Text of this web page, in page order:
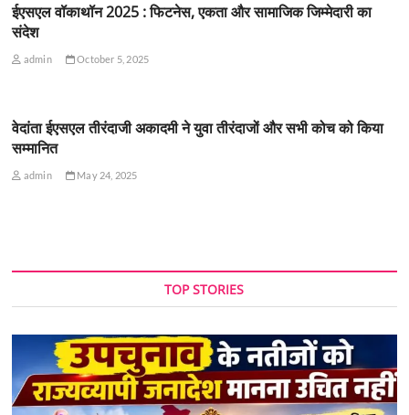
ईएसएल वॉकाथॉन 2025 : फिटनेस, एकता और सामाजिक जिम्मेदारी का
संदेश
admin October 5, 2025
वेदांता ईएसएल तीरंदाजी अकादमी ने युवा तीरंदाजों और सभी कोच को किया
सम्मानित
admin May 24, 2025
TOP STORIES